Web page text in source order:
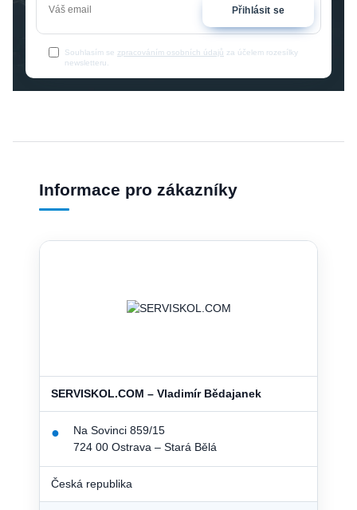
Přihlásit se
Souhlasím se zpracováním osobních údajů za účelem rozesílky
newsletteru.
Informace pro zákazníky
SERVISKOL.COM – Vladimír Bědajanek
●
Na Sovinci 859/15
724 00 Ostrava – Stará Bělá
Česká republika